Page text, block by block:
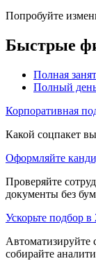
Попробуйте
Быстрые
Полная
Полный
Корпоративная
Какой соцпакет
Оформляйте
Проверяйте
документы без
Ускорьте подбор в
Автоматизируйте
собирайте